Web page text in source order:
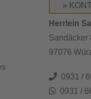
»
Herrlein
Sandäcker
97076
0931 /
0931 /